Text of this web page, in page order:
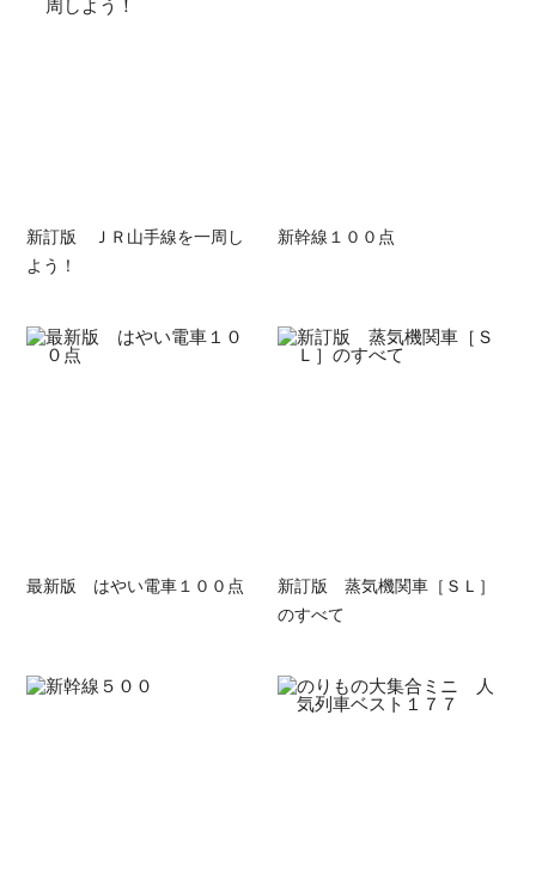
新訂版 ＪＲ山手線を一周し
よう！
新幹線１００点
最新版 はやい電車１００点
新訂版 蒸気機関車［ＳＬ］
のすべて